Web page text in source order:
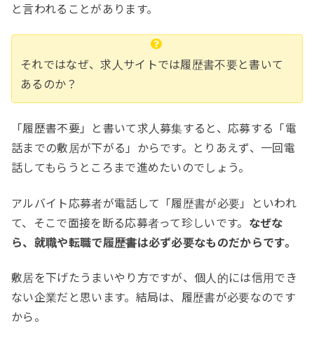
と言われることがあります。
それではなぜ、求人サイトでは履歴書不要と書いて
あるのか？
「履歴書不要」と書いて求人募集すると、応募する「電
話までの敷居が下がる」からです。とりあえず、一回電
話してもらうところまで進めたいのでしょう。
アルバイト応募者が電話して「履歴書が必要」といわれ
て、そこで面接を断る応募者って珍しいです。 なぜな
ら、就職や転職で履歴書は必ず必要なものだからです。
敷居を下げたうまいやり方ですが、個人的には信用でき
ない企業だと思います。結局は、履歴書が必要なのです
から。